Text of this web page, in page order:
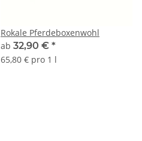
Rokale Pferdeboxenwohl
ab 32,90 € *
65,80 € pro 1 l